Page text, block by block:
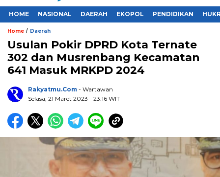
HOME NASIONAL DAERAH EKOPOL PENDIDIKAN
Home / Daerah
Usulan Pokir DPRD Kota Ternate
302 dan Musrenbang Kecamatan
641 Masuk MRKPD 2024
Rakyatmu.com - Wartawan
Selasa, 21 Maret 2023 - 23:16 WIT